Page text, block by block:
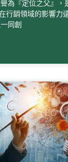
為『定位之父』，
行銷領域的影響力
同創